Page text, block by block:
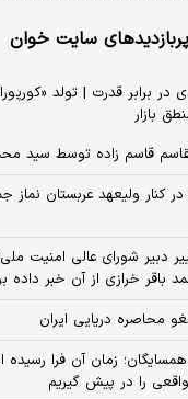
پربازدیدهای سایت خوان
در برابر قدرت | تولد
بازار
قاسم زاده توسط سید
کنار ولیعهد عربستان نماز
دبیر شورای عالی امنیت
باقر خرازی از آن خبر داده
محاصره دریایی ایران
زمان آن فرا
را در پیش گیریم